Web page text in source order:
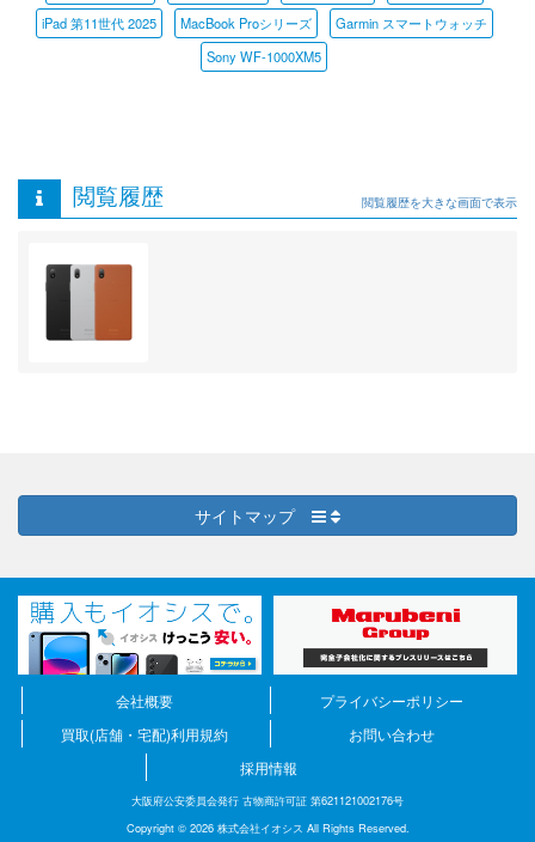
iPad 第11世代 2025
MacBook Proシリーズ
Garmin スマートウォッチ
Sony WF-1000XM5
閲覧履歴 閲覧履歴を大きな画面で表示
サイトマップ
会社概要
プライバシーポリシー
買取(店舗・宅配)利用規約
お問い合わせ
採用情報
大阪府公安委員会発行 古物商許可証 第621121002176号
Copyright © 2026 株式会社イオシス All Rights Reserved.